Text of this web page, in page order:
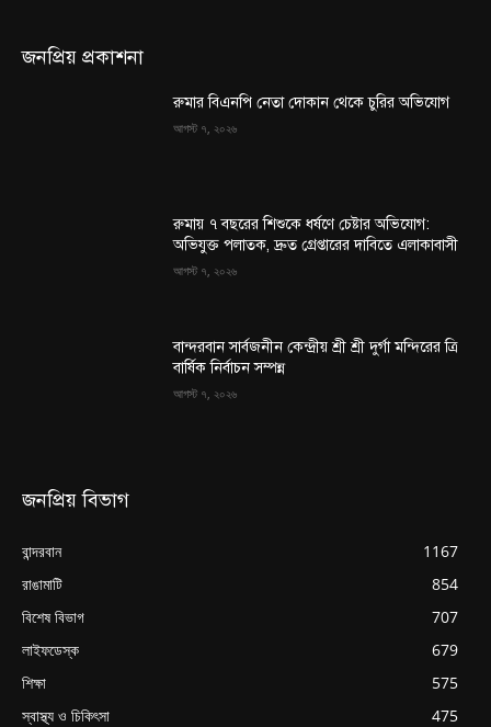
জনপ্রিয় প্রকাশনা
রুমার বিএনপি নেতা দোকান থেকে চুরির অভিযোগ
আগস্ট ৭, ২০২৬
রুমায় ৭ বছরের শিশুকে ধর্ষণে চেষ্টার অভিযোগ:
অভিযুক্ত পলাতক, দ্রুত গ্রেপ্তারের দাবিতে এলাকাবাসী
আগস্ট ৭, ২০২৬
বান্দরবান সার্বজনীন কেন্দ্রীয় শ্রী শ্রী দুর্গা মন্দিরের ত্রি
বার্ষিক নির্বাচন সম্পন্ন
আগস্ট ৭, ২০২৬
জনপ্রিয় বিভাগ
বান্দরবান
1167
রাঙামাটি
854
বিশেষ বিভাগ
707
লাইফডেস্ক
679
শিক্ষা
575
স্বাস্থ্য ও চিকিৎসা
475